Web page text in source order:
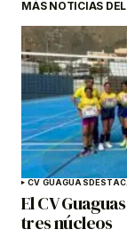
MÁS NOTICIAS
CV GUAGUAS
El CV
tres núcleos